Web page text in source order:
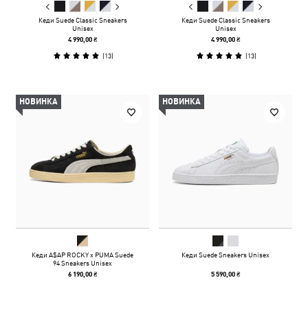
Кеди Suede Classic Sneakers
Unisex
4 990,00 ₴
(13)
Кеди Suede Classic Sneakers
Unisex
4 990,00 ₴
(13)
НОВИНКА
Кеди A$AP ROCKY x PUMA Suede
94 Sneakers Unisex
6 190,00 ₴
НОВИНКА
Кеди Suede Sneakers Unisex
5 590,00 ₴